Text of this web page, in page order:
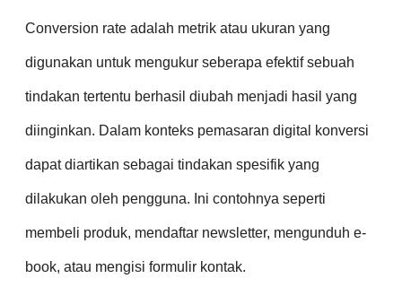
Conversion rate adalah metrik atau ukuran yang
digunakan untuk mengukur seberapa efektif sebuah
tindakan tertentu berhasil diubah menjadi hasil yang
diinginkan. Dalam konteks pemasaran digital konversi
dapat diartikan sebagai tindakan spesifik yang
dilakukan oleh pengguna. Ini contohnya seperti
membeli produk, mendaftar newsletter, mengunduh e-
book, atau mengisi formulir kontak.